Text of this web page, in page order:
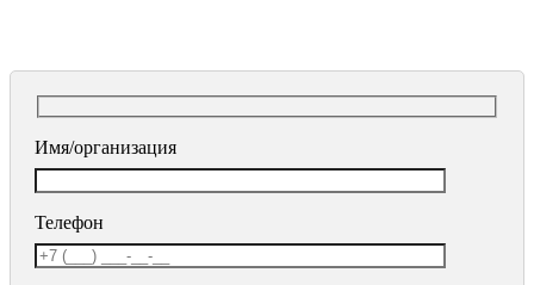
Имя/организация
Телефон